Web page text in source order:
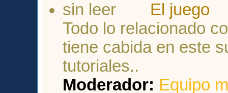
El juego
Todo lo relacionado
tiene cabida en este
tutoriales..
Moderador: Equipo